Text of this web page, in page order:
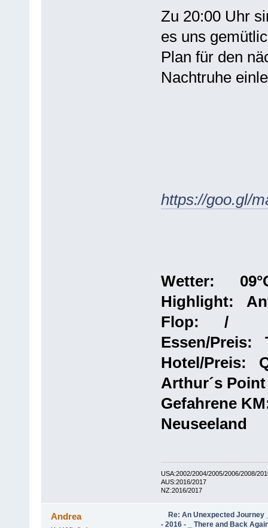
Zu 20:00 Uhr
es uns
Plan für den
Nachtruhe
https://goo.gl/
Wetter: 09°C
Highlight:
Flop: /
Essen/Preis:
Hotel/Preis:
Arthur´s Point
Gefahrene
Neuseeland
USA:2002/2004/2005/2006/2008/
AUS:2016/2017
NZ:2016/2017
Andrea
Re: An Unexpected Journey
- 2016 - _ There and Back